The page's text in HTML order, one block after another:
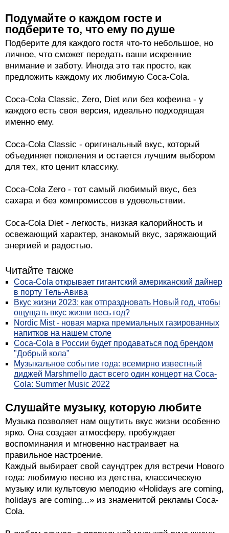
Подумайте о каждом госте и
подберите то, что ему по душе
Подберите для каждого гостя что-то небольшое, но
личное, что сможет передать ваши искренние
внимание и заботу. Иногда это так просто, как
предложить каждому их любимую Coca-Cola.
Coca-Cola Classic, Zero, Diet или без кофеина - у
каждого есть своя версия, идеально подходящая
именно ему.
Coca-Cola Classic - оригинальный вкус, который
объединяет поколения и остается лучшим выбором
для тех, кто ценит классику.
Coca-Cola Zero - тот самый любимый вкус, без
сахара и без компромиссов в удовольствии.
Coca-Cola Diet - легкость, низкая калорийность и
освежающий характер, знакомый вкус, заряжающий
энергией и радостью.
Читайте также
Coca-Cola открывает гигантский американский дайнер
в порту Тель-Авива
Вкус жизни 2023: как отпраздновать Новый год, чтобы
ощущать вкус жизни весь год?
Nordic Mist - новая марка премиальных газированных
напитков на нашем столе
Coca-Cola в России будет продаваться под брендом
"Добрый кола"
Музыкальное событие года: всемирно известный
диджей Marshmello даст всего один концерт на Coca-
Cola: Summer Music 2022
Слушайте музыку, которую любите
Музыка позволяет нам ощутить вкус жизни особенно
ярко. Она создает атмосферу, пробуждает
воспоминания и мгновенно настраивает на
правильное настроение.
Каждый выбирает свой саундтрек для встречи Нового
года: любимую песню из детства, классическую
музыку или культовую мелодию «Holidays are coming,
holidays are coming...» из знаменитой рекламы Coca-
Cola.